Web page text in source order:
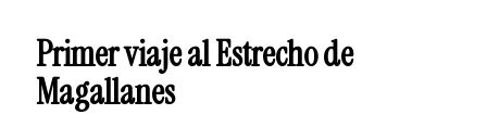
Primer viaje al Estrecho de
Magallanes